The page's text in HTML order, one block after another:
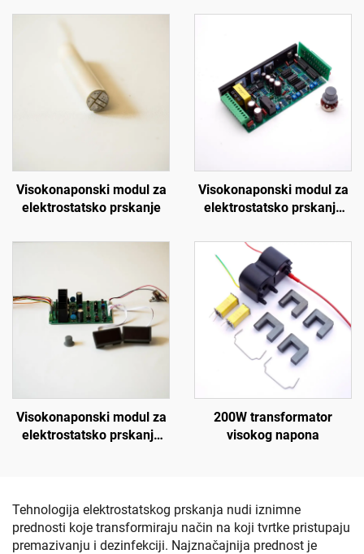
Visokonaponski modul za
elektrostatsko prskanje
Visokonaponski modul za
elektrostatsko prskanje
Visokonaponski modul za
elektrostatsko prskanje
200W transformator
visokog napona
Tehnologija elektrostatskog prskanja nudi iznimne
prednosti koje transformiraju način na koji tvrtke pristupaju
premazivanju i dezinfekciji. Najznačajnija prednost je